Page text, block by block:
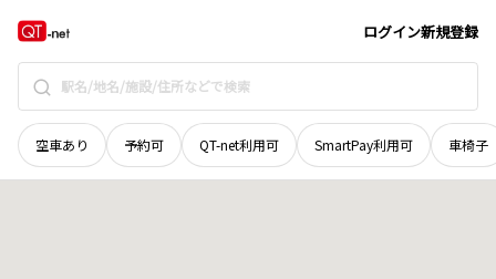
ログイン新規登録
空車あり 予約可 QT-net利用可 SmartPay利用可 車椅子
福井県